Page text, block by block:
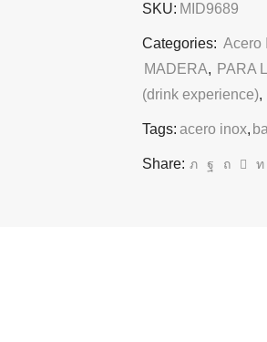
SKU: MID9689
Categories: Acero
MADERA, PARA
(drink experience),
Tags: acero inox,
Share: